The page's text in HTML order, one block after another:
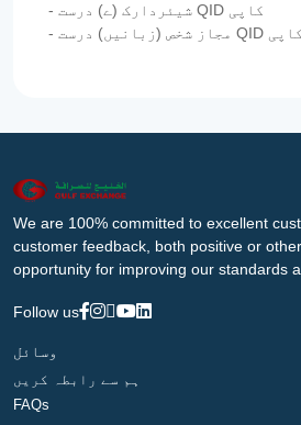
- شیئردارک (ے) درست QID کاپی
- مجاز شخص (زبانیں) درست QID کاپی
We are 100% committed to excellent
customer feedback, both positive or
opportunity for improving our standards
Follow us
وسائل
ہم سے رابطہ کریں
FAQs